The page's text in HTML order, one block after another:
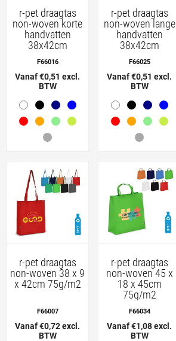
r-pet draagtas
non-woven korte
handvatten
38x42cm
F66016
Vanaf €0,51 excl.
BTW
r-pet draagtas
non-woven lange
handvatten
38x42cm
F66025
Vanaf €0,51 excl.
BTW
r-pet draagtas
non-woven 38 x 9
x 42cm 75g/m2
F66007
Vanaf €0,72 excl.
BTW
r-pet draagtas
non-woven 45 x
18 x 45cm
75g/m2
F66034
Vanaf €1,08 excl.
BTW